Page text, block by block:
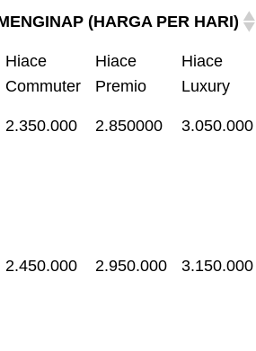
(HARGA PER HARI)
Hiace
Commuter
Hiace
Premio
Hiace
Luxury
2.350.000 2.850000 3.050.000
2.450.000 2.950.000 3.150.000